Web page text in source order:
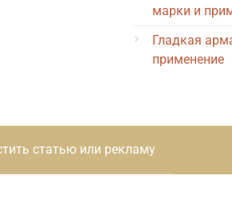
марки и
Гладкая
применение
статью или рекламу